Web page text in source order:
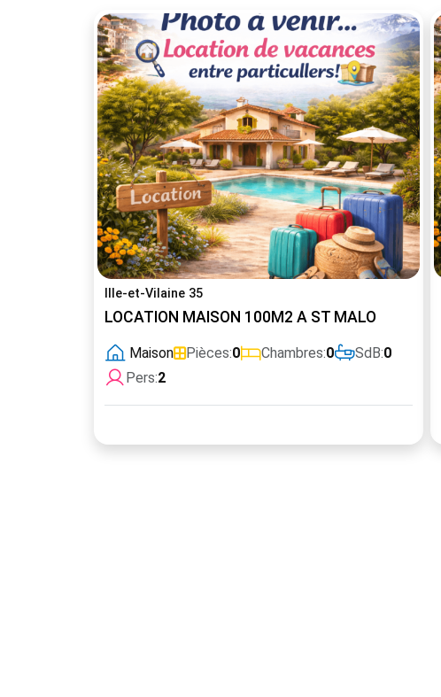
Ille-et-Vilaine 35
LOCATION MAISON 100M2 A ST MALO
Maison Pièces:0 Chambres:0 SdB:0
Pers:2